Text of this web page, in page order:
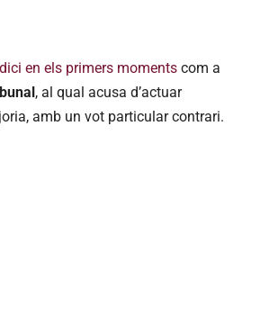
en els primers moments com a
, al qual acusa d’actuar
amb un vot particular contrari.